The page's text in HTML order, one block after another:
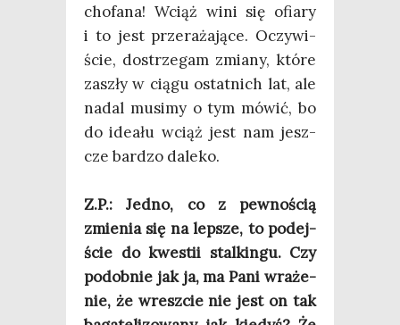
cho­fa­na! Wciąż wini się ofia­ry
i to jest prze­ra­ża­ją­ce. Oczy­wi­
ście, dostrze­gam zmia­ny, któ­re
zaszły w cią­gu ostat­nich lat, ale
nadal musi­my o tym mówić, bo
do ide­ału wciąż jest nam jesz­
cze bar­dzo dale­ko.
Z.P.: Jed­no, co z pew­no­ścią
zmie­nia się na lep­sze, to podej­
ście do kwe­stii stal­kin­gu. Czy
podob­nie jak ja, ma Pani wra­że­
nie, że wresz­cie nie jest on tak